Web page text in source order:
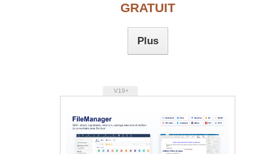
GRATUIT
Plus
V19+